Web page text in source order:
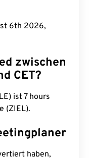
6th 2026,
zwischen
CET?
ist 7 hours
(ZIEL).
haben,